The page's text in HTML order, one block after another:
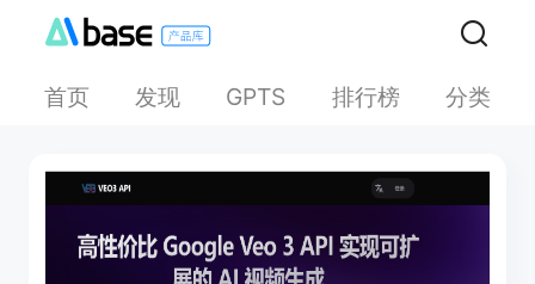
首页 发现 GPTS 排行榜 分类